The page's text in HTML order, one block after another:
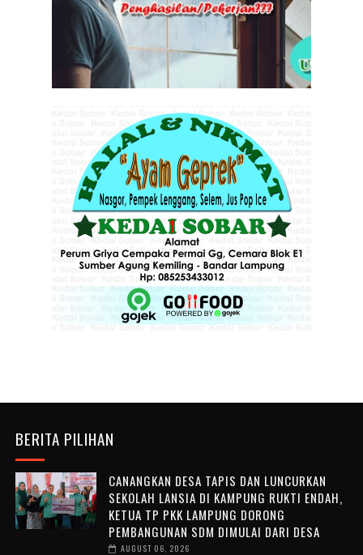
BERITA PILIHAN
CANANGKAN DESA TAPIS DAN LUNCURKAN
SEKOLAH LANSIA DI KAMPUNG RUKTI ENDAH,
KETUA TP PKK LAMPUNG DORONG
PEMBANGUNAN SDM DIMULAI DARI DESA
AUGUST 06, 2026